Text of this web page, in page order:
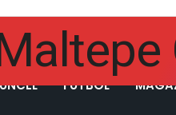
FUTBOL